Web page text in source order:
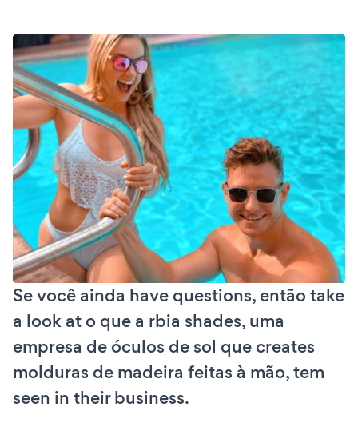
Se você ainda have questions, então take
a look at o que a rbia shades, uma
empresa de óculos de sol que creates
molduras de madeira feitas à mão, tem
seen in their business.